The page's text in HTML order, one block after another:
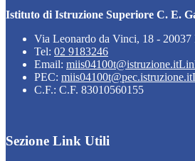
Istituto di Istruzione Superiore C. E.
Via Leonardo da Vinci, 18 -
Tel: 02 9183246
Email: miis04100t@istruzione.it
PEC: miis04100t@pec.istruzione.it
C.F.: C.F. 83010560155
Sezione Link Utili